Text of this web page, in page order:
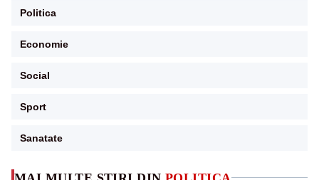
Politica
Economie
Social
Sport
Sanatate